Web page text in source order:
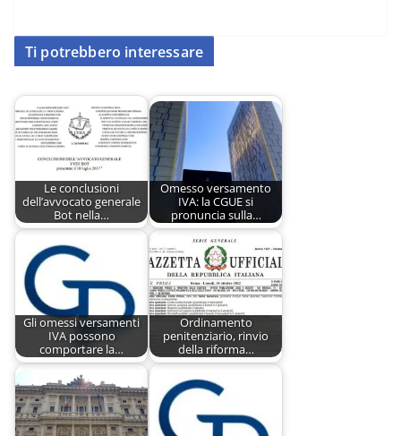
Ti potrebbero interessare
Le conclusioni
dell’avvocato generale
Bot nella…
Omesso versamento
IVA: la CGUE si
pronuncia sulla…
Gli omessi versamenti
IVA possono
comportare la…
Ordinamento
penitenziario, rinvio
della riforma…